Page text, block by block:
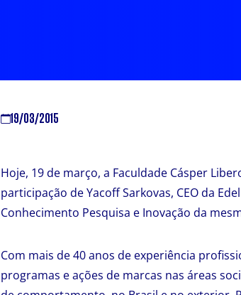
19/03/2015
Hoje, 19 de março, a Faculdade Cásper
participação de Yacoff Sarkovas, CEO da
Conhecimento Pesquisa e Inovação da
Com mais de 40 anos de experiência
programas e ações de marcas nas áreas